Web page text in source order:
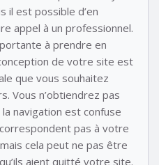
il est possible d’en
appel à un professionnel.
à prendre en
de votre site est
que vous souhaitez
Vous n’obtiendrez pas
navigation est confuse
pas à votre
cela peut ne pas être
aient quitté votre site.